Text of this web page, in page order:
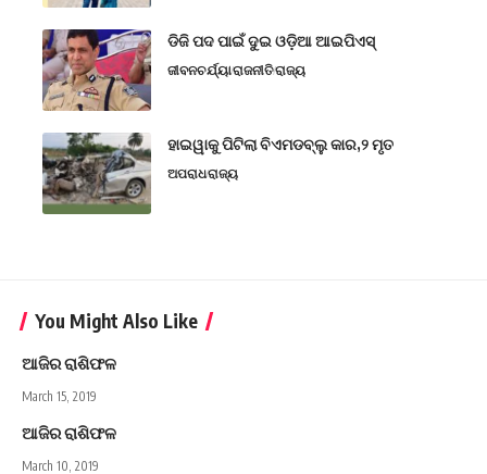
ଡିଜି ପଦ ପାଇଁ ଦୁଇ ଓଡ଼ିଆ ଆଇପିଏସ୍
ଜୀବନଚର୍ଯ୍ୟାରାଜନୀତିରାଜ୍ୟ
ହାଇୱାକୁ ପିଟିଲା ବିଏମଡବ୍ଲୁ କାର,୨ ମୃତ
ଅପରାଧରାଜ୍ୟ
You Might Also Like
ଆଜିର ରାଶିଫଳ
March 15, 2019
ଆଜିର ରାଶିଫଳ
March 10, 2019